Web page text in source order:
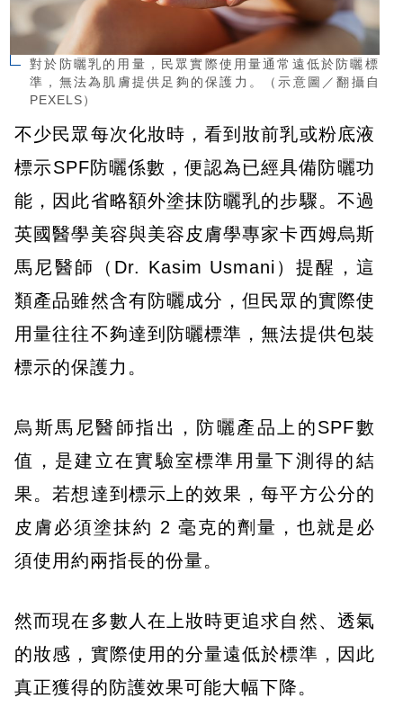
對於防曬乳的用量，民眾實際使用量通常遠低於防曬標
準，無法為肌膚提供足夠的保護力。（示意圖／翻攝自
PEXELS）
不少民眾每次化妝時，看到妝前乳或粉底液
標示SPF防曬係數，便認為已經具備防曬功
能，因此省略額外塗抹防曬乳的步驟。不過
英國醫學美容與美容皮膚學專家卡西姆烏斯
馬尼醫師（Dr. Kasim Usmani）提醒，這
類產品雖然含有防曬成分，但民眾的實際使
用量往往不夠達到防曬標準，無法提供包裝
標示的保護力。
烏斯馬尼醫師指出，防曬產品上的SPF數
值，是建立在實驗室標準用量下測得的結
果。若想達到標示上的效果，每平方公分的
皮膚必須塗抹約 2 毫克的劑量，也就是必
須使用約兩指長的份量。
然而現在多數人在上妝時更追求自然、透氣
的妝感，實際使用的分量遠低於標準，因此
真正獲得的防護效果可能大幅下降。